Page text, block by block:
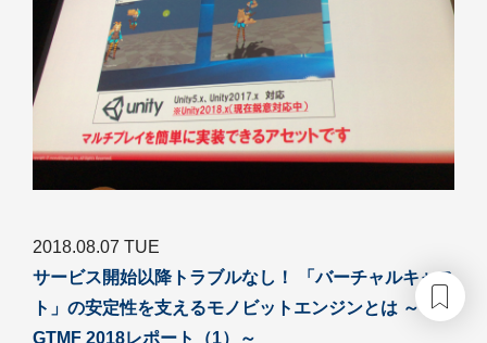
2018.08.07 TUE
サービス開始以降トラブルなし！ 「バーチャルキャス
ト」の安定性を支えるモノビットエンジンとは ～
GTMF 2018レポート（1）～